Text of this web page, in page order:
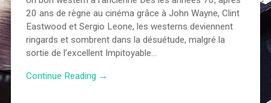
20 ans de règne au cinéma grâce à John Wayne, Clint
Eastwood et Sergio Leone, les westerns deviennent
ringards et sombrent dans la désuétude, malgré la
sortie de l’excellent Impitoyable…
Continue Reading →